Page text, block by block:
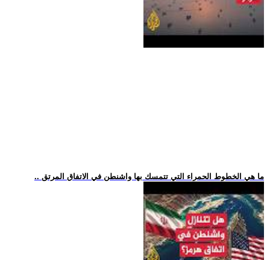
.. ما هي الخطوط الحمراء التي تتمسك بها واشنطن في الاتفاق المرتق